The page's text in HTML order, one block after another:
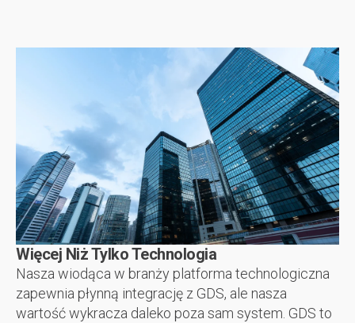
Więcej Niż Tylko Technologia
Nasza wiodąca w branży platforma technologiczna
zapewnia płynną integrację z GDS, ale nasza
wartość wykracza daleko poza sam system. GDS to